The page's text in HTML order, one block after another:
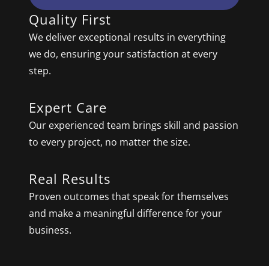
Quality First
We deliver exceptional results in everything
we do, ensuring your satisfaction at every
step.
Expert Care
Our experienced team brings skill and passion
to every project, no matter the size.
Real Results
Proven outcomes that speak for themselves
and make a meaningful difference for your
business.